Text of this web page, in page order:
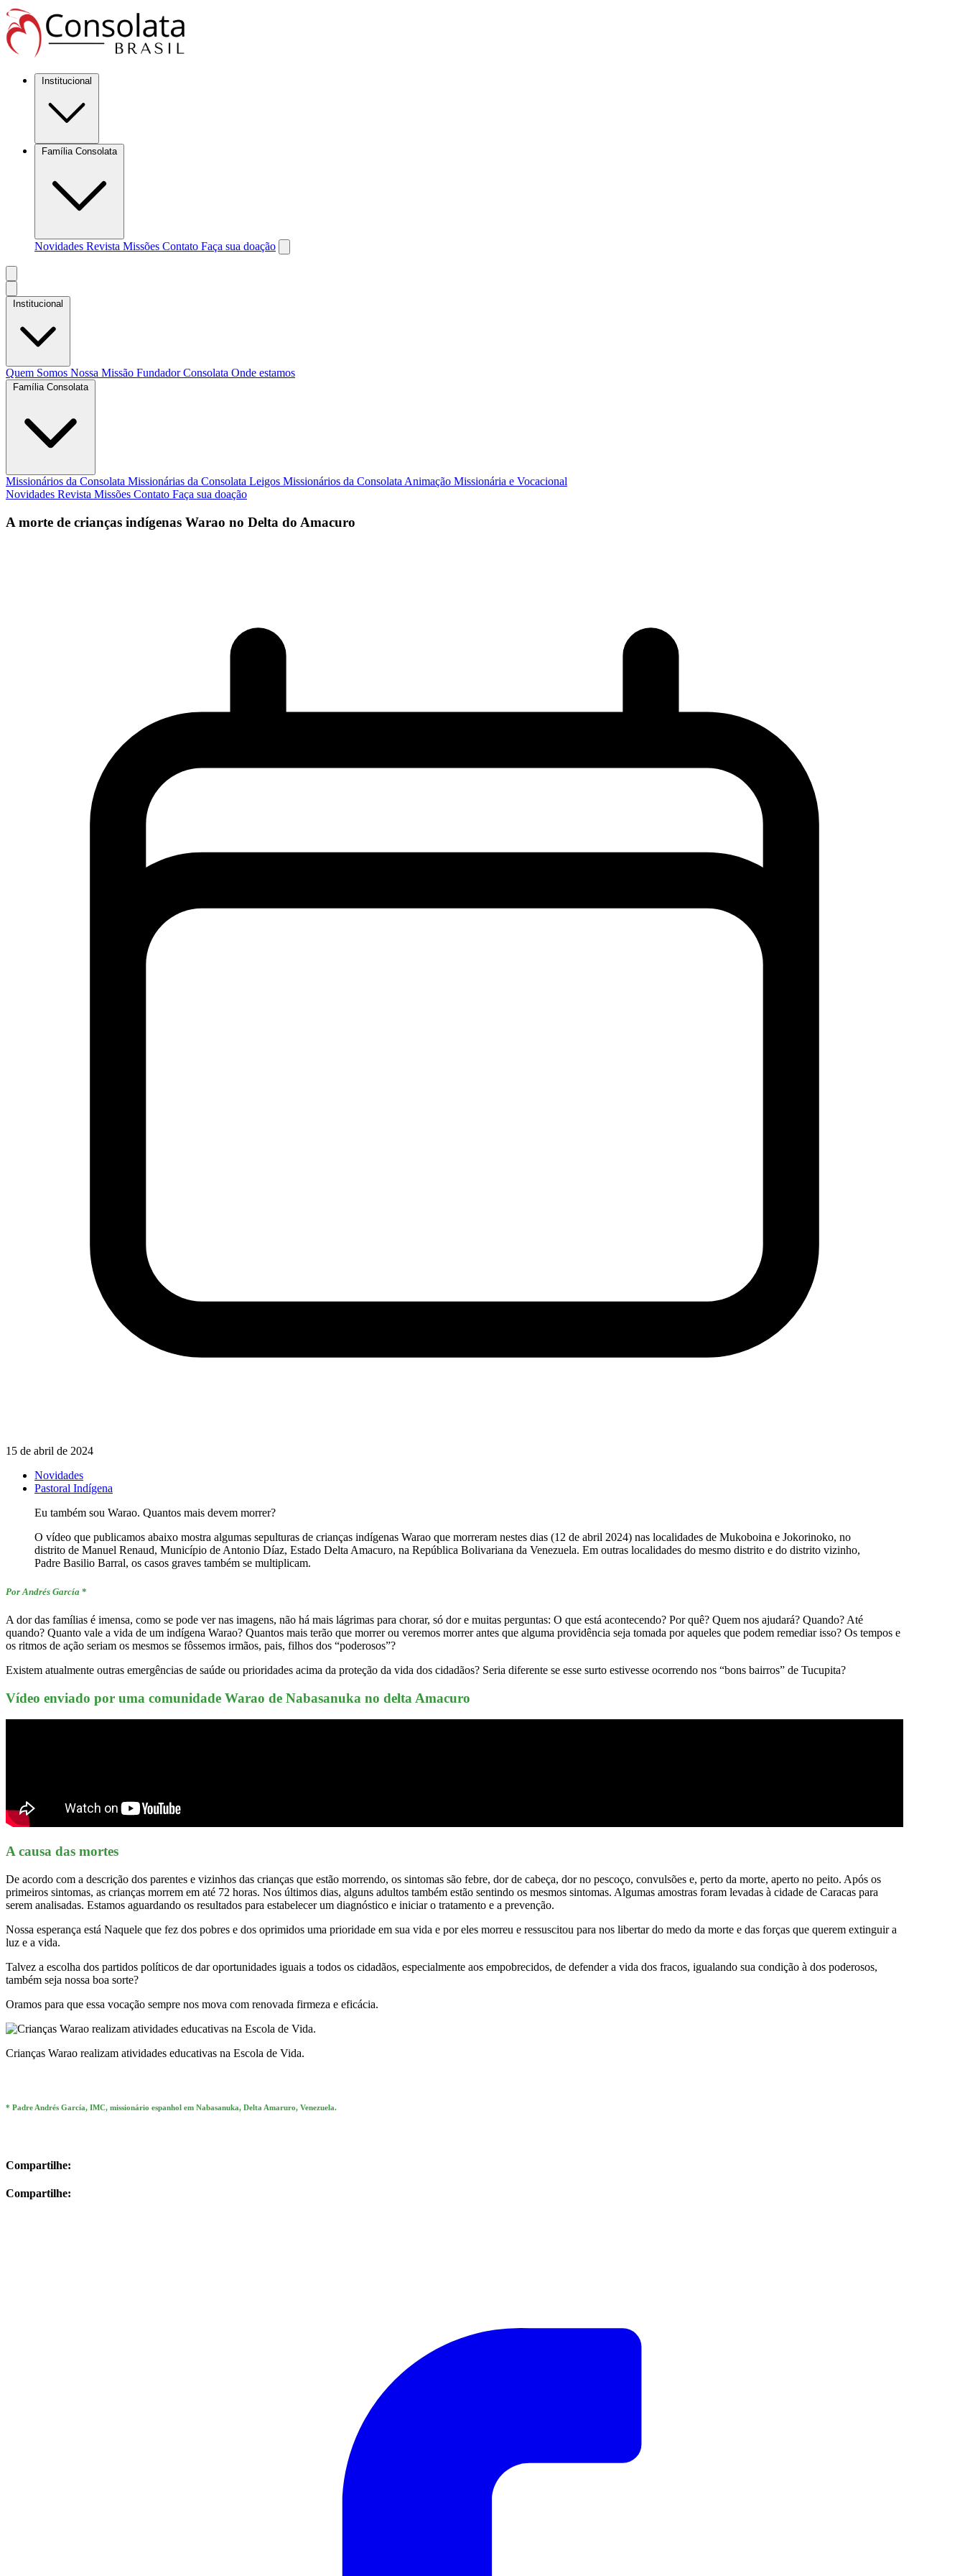
Institucional
Família Consolata
Novidades Revista Missões Contato Faça sua doação
Institucional
Quem Somos Nossa Missão FundadorConsolata Onde estamos
Família Consolata
Missionários da Consolata Missionárias da Consolata Leigos Missionários da Consolata Animação Missionária e Vocacional
Novidades Revista Missões Contato Faça sua doação
A morte de crianças indígenas Warao no Delta do Amacuro
15 de abril de 2024
Novidades
Pastoral Indígena
Eu também sou Warao. Quantos mais devem morrer?
O vídeo que publicamos abaixo mostra algumas sepulturas de crianças indígenas Warao que morreram nestes dias (12 de abril 2024) nas localidades de Mukoboina e Jokorinoko, no
distrito de Manuel Renaud, Município de Antonio Díaz, Estado Delta Amacuro, na República Bolivariana da Venezuela. Em outras localidades do mesmo distrito e do distrito vizinho,
Padre Basilio Barral, os casos graves também se multiplicam.
Por Andrés García *
A dor das famílias é imensa, como se pode ver nas imagens, não há mais lágrimas para chorar, só dor e muitas perguntas: O que está acontecendo? Por quê? Quem nos ajudará? Quando? Até
quando? Quanto vale a vida de um indígena Warao? Quantos mais terão que morrer ou veremos morrer antes que alguma providência seja tomada por aqueles que podem remediar isso? Os tempos e
os ritmos de ação seriam os mesmos se fôssemos irmãos, pais, filhos dos “poderosos”?
Existem atualmente outras emergências de saúde ou prioridades acima da proteção da vida dos cidadãos? Seria diferente se esse surto estivesse ocorrendo nos “bons bairros” de Tucupita?
Vídeo enviado por uma comunidade Warao de Nabasanuka no delta Amacuro
A causa das mortes
De acordo com a descrição dos parentes e vizinhos das crianças que estão morrendo, os sintomas são febre, dor de cabeça, dor no pescoço, convulsões e, perto da morte, aperto no peito. Após os
primeiros sintomas, as crianças morrem em até 72 horas. Nos últimos dias, alguns adultos também estão sentindo os mesmos sintomas. Algumas amostras foram levadas à cidade de Caracas para
serem analisadas. Estamos aguardando os resultados para estabelecer um diagnóstico e iniciar o tratamento e a prevenção.
Nossa esperança está Naquele que fez dos pobres e dos oprimidos uma prioridade em sua vida e por eles morreu e ressuscitou para nos libertar do medo da morte e das forças que querem extinguir a
luz e a vida.
Talvez a escolha dos partidos políticos de dar oportunidades iguais a todos os cidadãos, especialmente aos empobrecidos, de defender a vida dos fracos, igualando sua condição à dos poderosos,
também seja nossa boa sorte?
Oramos para que essa vocação sempre nos mova com renovada firmeza e eficácia.
Crianças Warao realizam atividades educativas na Escola de Vida.
* Padre Andrés García, IMC, missionário espanhol em Nabasanuka, Delta Amaruro, Venezuela.
Compartilhe:
Compartilhe: